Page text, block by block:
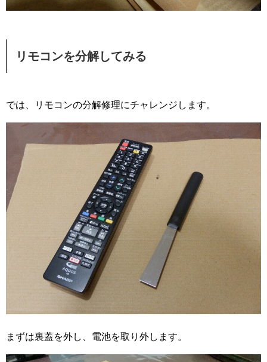
リモコンを分解してみる
では、リモコンの分解修理にチャレンジします。
まずは裏蓋を外し、電池を取り外します。